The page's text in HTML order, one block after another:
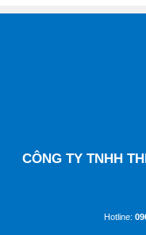
CÔNG TY TNHH
Hotline: